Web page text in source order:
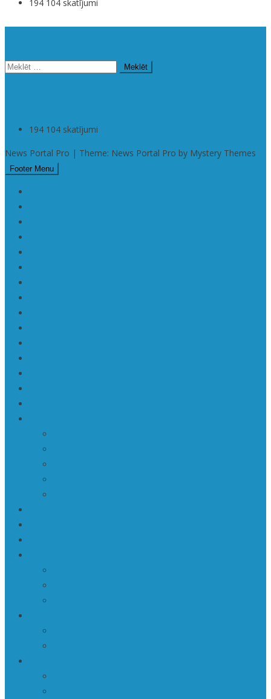
194 104 skatījumi
Meklēt:
194 104 skatījumi
News Portal Pro | Theme: News Portal Pro by Mystery Themes
Footer Menu